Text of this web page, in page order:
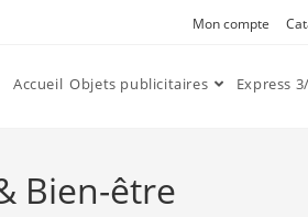
Mon compte
Accueil Objets publicitaires Express
Bien-être